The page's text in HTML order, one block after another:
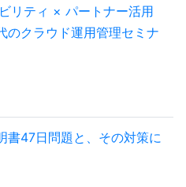
リティ × パートナー活用
のクラウド運用管理セミナ
書47日問題と、その対策に